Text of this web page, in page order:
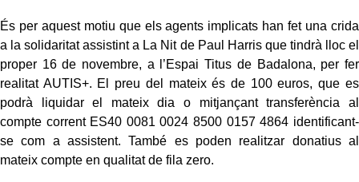
És per aquest motiu que els agents implicats han fet una crida
a la solidaritat assistint a La Nit de Paul Harris que tindrà lloc el
proper 16 de novembre, a l’Espai Titus de Badalona, per fer
realitat AUTIS+. El preu del mateix és de 100 euros, que es
podrà liquidar el mateix dia o mitjançant transferència al
compte corrent ES40 0081 0024 8500 0157 4864 identificant-
se com a assistent. També es poden realitzar donatius al
mateix compte en qualitat de fila zero.